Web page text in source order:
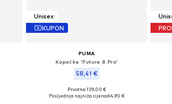
Unisex
KUPON
PUMA
Kopačke 'Future 8 Pro'
58,41 €
Dostupne veličine: 45
Prvotno: 139,00 €
Posljednja najniža cijena:64,90 €